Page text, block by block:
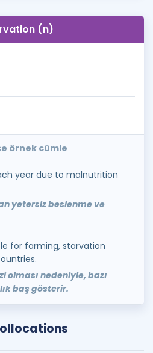
(n)
örnek cümle
year due to malnutrition
yetersiz beslenme ve
for farming, starvation
olması nedeniyle, bazı
baş gösterir.